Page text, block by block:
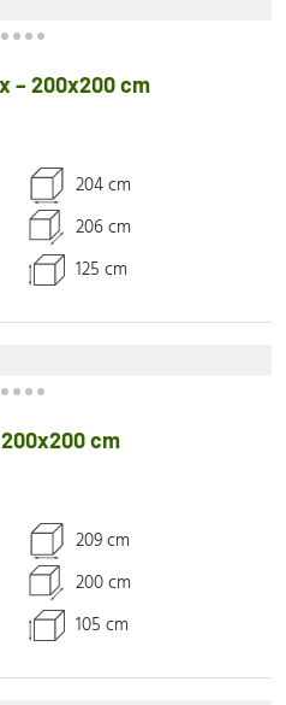
– 200x200 cm
204 cm
206 cm
125 cm
cm
209 cm
200 cm
105 cm